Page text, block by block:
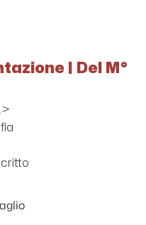
| Del M°